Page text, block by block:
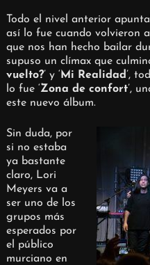
Todo el nivel anterior
así lo fue cuando volvieron
que nos han hecho bailar
supuso un clímax que
vuelto?’ y ‘ Mi Realidad’,
lo fue ‘Zona de confort’,
este nuevo álbum.
Sin duda, por
si no estaba
ya bastante
claro, Lori
Meyers va a
ser uno de los
grupos más
esperados por
el público
murciano en